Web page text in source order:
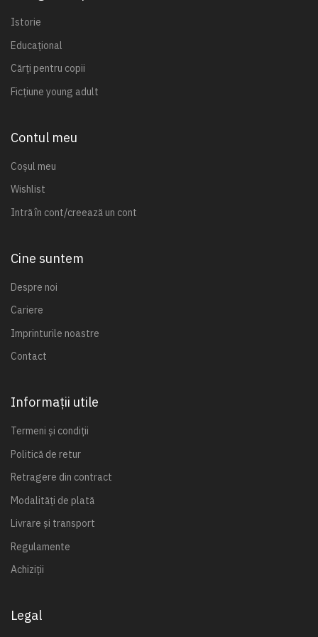
Istorie
Educațional
Cărți pentru copii
Ficțiune young adult
Contul meu
Coșul meu
Wishlist
Intră în cont/creează un cont
Cine suntem
Despre noi
Cariere
Imprinturile noastre
Contact
Informații utile
Termeni și condiții
Politică de retur
Retragere din contract
Modalități de plată
Livrare și transport
Regulamente
Achiziții
Legal